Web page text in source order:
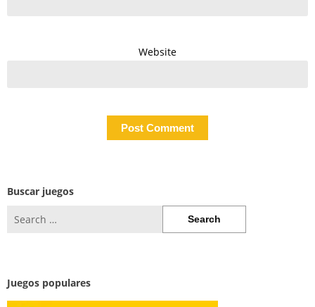
Website
Buscar juegos
for:
Juegos populares